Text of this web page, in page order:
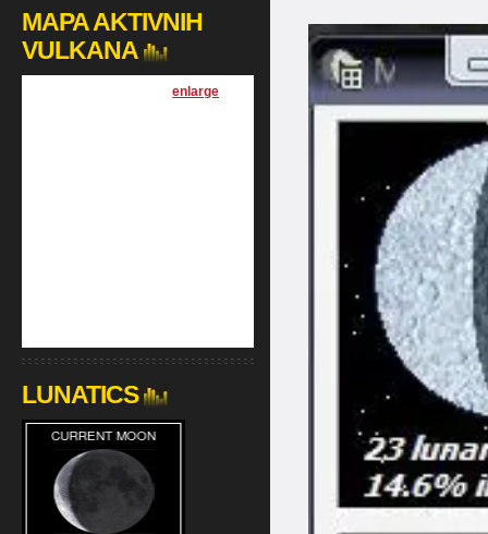
MAPA AKTIVNIH
VULKANA
[enlarge
LUNATICS